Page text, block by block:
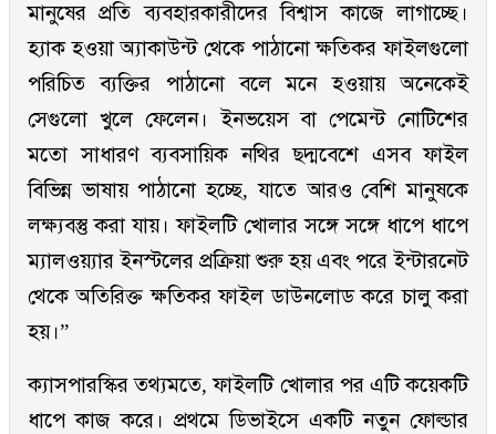
মানুষের প্রতি ব্যবহারকারীদের বিশ্বাস কাজে লাগাচ্ছে।
হ্যাক হওয়া অ্যাকাউন্ট থেকে পাঠানো ক্ষতিকর ফাইলগুলো
পরিচিত ব্যক্তির পাঠানো বলে মনে হওয়ায় অনেকেই
সেগুলো খুলে ফেলেন। ইনভয়েস বা পেমেন্ট নোটিশের
মতো সাধারণ ব্যবসায়িক নথির ছদ্মবেশে এসব ফাইল
বিভিন্ন ভাষায় পাঠানো হচ্ছে, যাতে আরও বেশি মানুষকে
লক্ষ্যবস্তু করা যায়। ফাইলটি খোলার সঙ্গে সঙ্গে ধাপে ধাপে
ম্যালওয়্যার ইনস্টলের প্রক্রিয়া শুরু হয় এবং পরে ইন্টারনেট
থেকে অতিরিক্ত ক্ষতিকর ফাইল ডাউনলোড করে চালু করা
হয়।”
ক্যাসপারস্কির তথ্যমতে, ফাইলটি খোলার পর এটি কয়েকটি
ধাপে কাজ করে। প্রথমে ডিভাইসে একটি নতুন ফোল্ডার